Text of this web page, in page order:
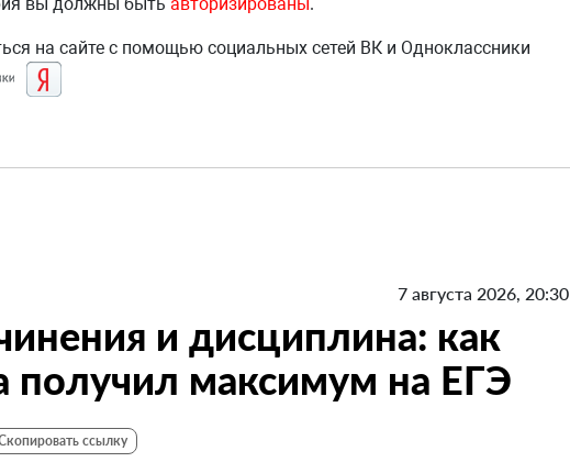
на сайте с помощью социальных сетей ВК и Одноклассники
7 августа 2026, 20:30
и дисциплина: как
получил максимум на ЕГЭ
ссылку